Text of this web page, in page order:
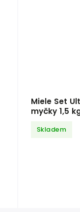
Miele Set
myčky 1,5
Skladem